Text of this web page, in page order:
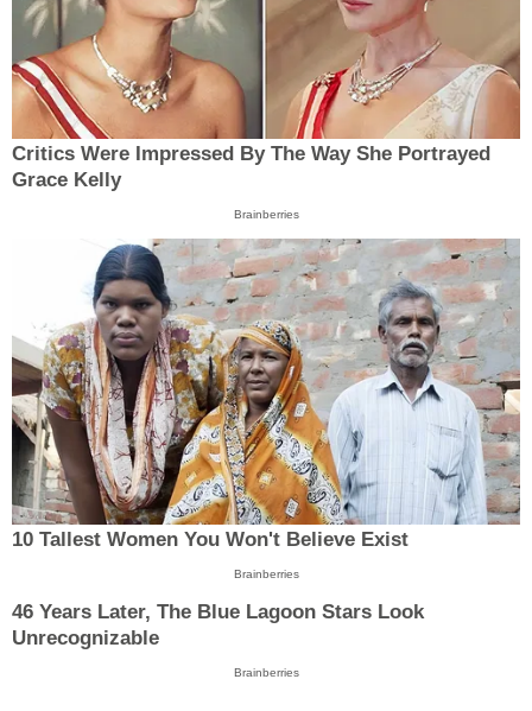
Critics Were Impressed By The Way She Portrayed
Grace Kelly
Brainberries
10 Tallest Women You Won't Believe Exist
Brainberries
46 Years Later, The Blue Lagoon Stars Look
Unrecognizable
Brainberries